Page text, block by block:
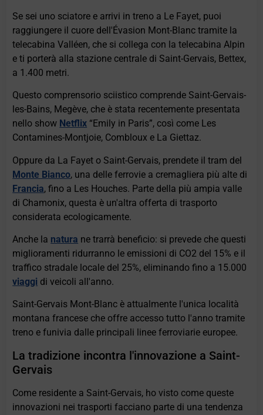
Se sei uno sciatore e arrivi in ​​treno a Le Fayet, puoi
raggiungere il cuore dell'Évasion Mont-Blanc tramite la
telecabina Valléen, che si collega con la telecabina Alpin
e ti porterà alla stazione centrale di Saint-Gervais, Bettex,
a 1.400 metri.
Questo comprensorio sciistico comprende Saint-Gervais-
les-Bains, Megève, che è stata recentemente presentata
nello show Netflix “Emily in Paris”, così come Les
Contamines-Montjoie, Combloux e La Giettaz.
Oppure da La Fayet o Saint-Gervais, prendete il tram del
Monte Bianco, una delle ferrovie a cremagliera più alte di
Francia, fino a Les Houches. Parte della più ampia valle
di Chamonix, questa è un'altra offerta di trasporto
considerata ecologicamente.
Anche la natura ne trarrà beneficio: si prevede che questi
miglioramenti ridurranno le emissioni di CO2 del 15% e il
traffico stradale locale del 25%, eliminando fino a 15.000
viaggi di veicoli all'anno.
Saint-Gervais Mont-Blanc è attualmente l'unica località
montana francese che offre accesso tutto l'anno tramite
treno e funivia dalle principali linee ferroviarie europee.
La tradizione incontra l'innovazione a Saint-
Gervais
Come residente a Saint-Gervais, ho visto come queste
innovazioni nei trasporti facciano parte di una tendenza